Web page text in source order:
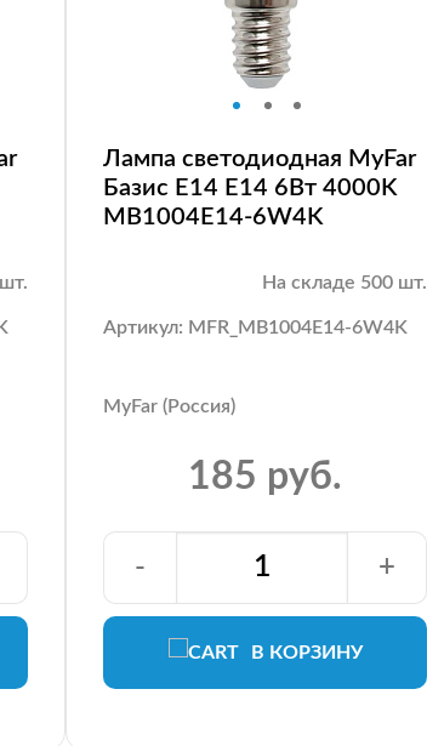
Лампа светодиодная MyFar
Базис E14 E14 6Вт 4000K
MB1004E14-6W4K
На складе 500 шт.
Артикул: MFR_MB1004E14-6W4K
MyFar (Россия)
185 руб.
В КОРЗИНУ
- +